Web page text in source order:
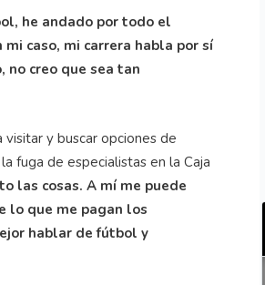
he andado por todo el
caso, mi carrera habla por sí
no creo que sea tan
y buscar opciones de
fuga de especialistas en la Caja
las cosas. A mí me puede
lo que me pagan los
hablar de fútbol y